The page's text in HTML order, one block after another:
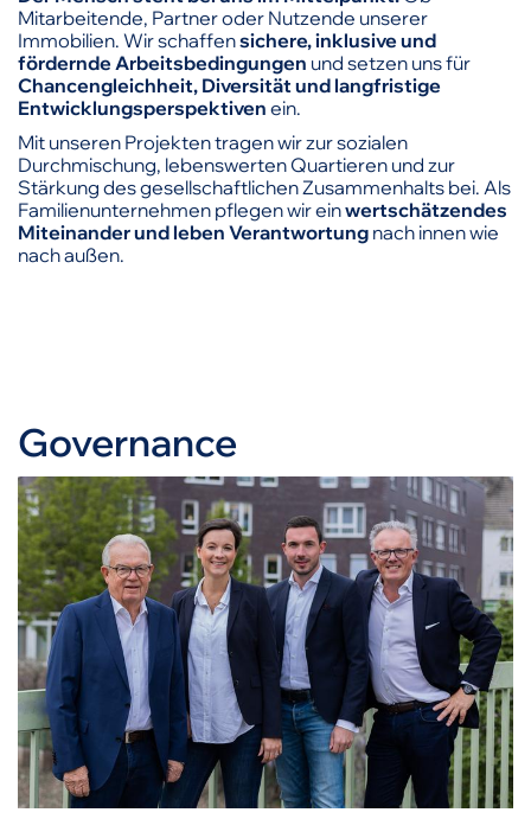
Mitarbeitende, Partner oder Nutzende unserer
Immobilien. Wir schaffensichere, inklusive und
fördernde Arbeitsbedingungen und setzen uns für
Chancengleichheit, Diversität und langfristige
Entwicklungsperspektiven ein.
Mit unseren Projekten tragen wir zur sozialen
Durchmischung, lebenswerten Quartieren und zur
Stärkung des gesellschaftlichen Zusammenhalts bei. Als
Familienunternehmen pflegen wir einwertschätzendes
Miteinander und leben Verantwortung nach innen wie
nach außen.
Governance